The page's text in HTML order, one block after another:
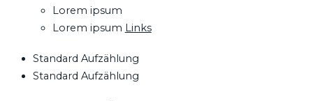
Lorem ipsum
Lorem ipsum Links
Standard Aufzählung
Standard Aufzählung